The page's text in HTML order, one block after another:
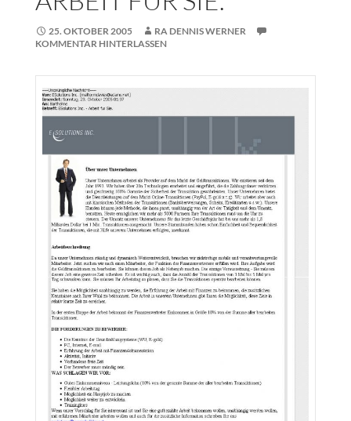
25. OKTOBER 2005
RA DENNIS WERNER
KOMMENTAR HINTERLASSEN